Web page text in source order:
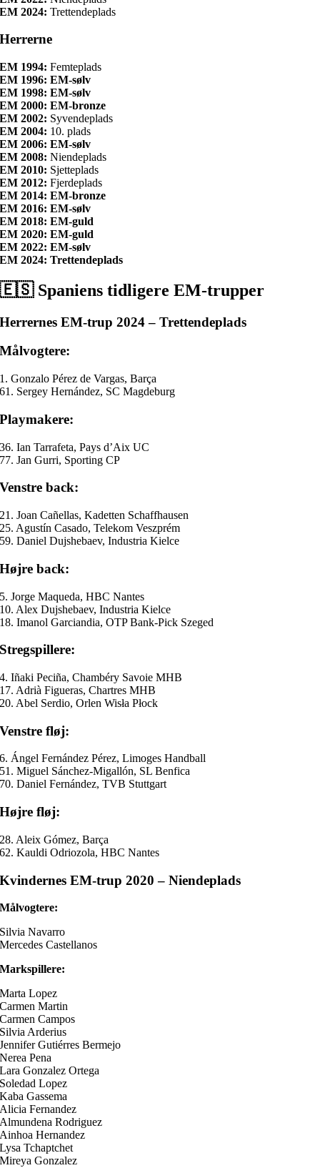
EM 2024: Trettendeplads
Herrerne
EM 1994: Femteplads
EM 1996: EM-sølv
EM 1998: EM-sølv
EM 2000: EM-bronze
EM 2002: Syvendeplads
EM 2004: 10. plads
EM 2006: EM-sølv
EM 2008: Niendeplads
EM 2010: Sjetteplads
EM 2012: Fjerdeplads
EM 2014: EM-bronze
EM 2016: EM-sølv
EM 2018: EM-guld
EM 2020: EM-guld
EM 2022: EM-sølv
EM 2024: Trettendeplads
🇪🇸 Spaniens tidligere EM-trupper
Herrernes EM-trup 2024 – Trettendeplads
Målvogtere:
1. Gonzalo Pérez de Vargas, Barça
61. Sergey Hernández, SC Magdeburg
Playmakere:
36. Ian Tarrafeta, Pays d’Aix UC
77. Jan Gurri, Sporting CP
Venstre back:
21. Joan Cañellas, Kadetten Schaffhausen
25. Agustín Casado, Telekom Veszprém
59. Daniel Dujshebaev, Industria Kielce
Højre back:
5. Jorge Maqueda, HBC Nantes
10. Alex Dujshebaev, Industria Kielce
18. Imanol Garciandia, OTP Bank-Pick Szeged
Stregspillere:
4. Iñaki Peciña, Chambéry Savoie MHB
17. Adrià Figueras, Chartres MHB
20. Abel Serdio, Orlen Wisła Płock
Venstre fløj:
6. Ángel Fernández Pérez, Limoges Handball
51. Miguel Sánchez-Migallón, SL Benfica
70. Daniel Fernández, TVB Stuttgart
Højre fløj:
28. Aleix Gómez, Barça
62. Kauldi Odriozola, HBC Nantes
Kvindernes EM-trup 2020 – Niendeplads
Målvogtere:
Silvia Navarro
Mercedes Castellanos
Markspillere:
Marta Lopez
Carmen Martin
Carmen Campos
Silvia Arderius
Jennifer Gutiérres Bermejo
Nerea Pena
Lara Gonzalez Ortega
Soledad Lopez
Kaba Gassema
Alicia Fernandez
Almundena Rodriguez
Ainhoa Hernandez
Lysa Tchaptchet
Mireya Gonzalez